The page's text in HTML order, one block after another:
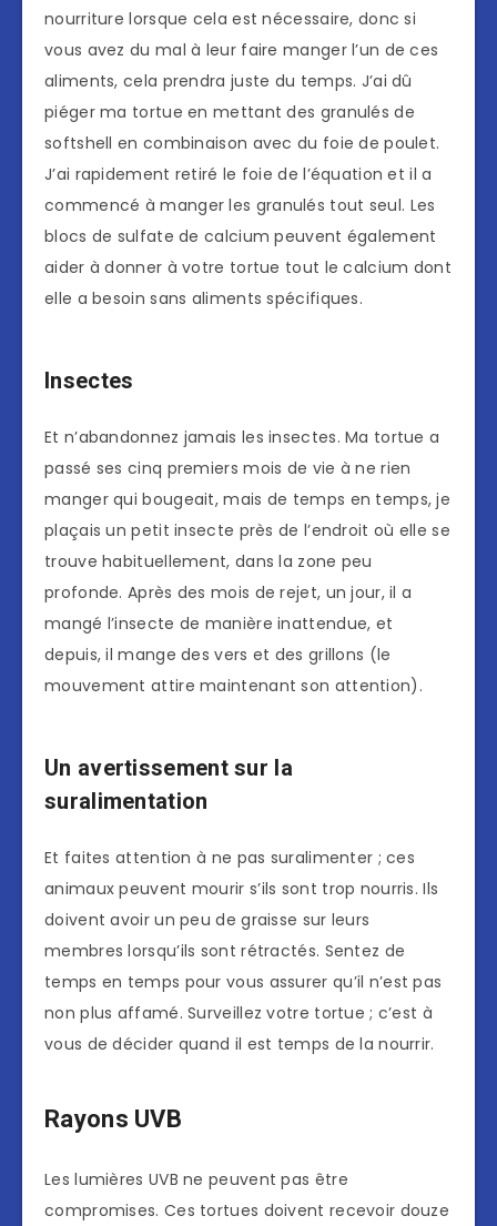
nourriture lorsque cela est nécessaire, donc si
vous avez du mal à leur faire manger l’un de ces
aliments, cela prendra juste du temps. J’ai dû
piéger ma tortue en mettant des granulés de
softshell en combinaison avec du foie de poulet.
J’ai rapidement retiré le foie de l’équation et il a
commencé à manger les granulés tout seul. Les
blocs de sulfate de calcium peuvent également
aider à donner à votre tortue tout le calcium dont
elle a besoin sans aliments spécifiques.
Insectes
Et n’abandonnez jamais les insectes. Ma tortue a
passé ses cinq premiers mois de vie à ne rien
manger qui bougeait, mais de temps en temps, je
plaçais un petit insecte près de l’endroit où elle se
trouve habituellement, dans la zone peu
profonde. Après des mois de rejet, un jour, il a
mangé l’insecte de manière inattendue, et
depuis, il mange des vers et des grillons (le
mouvement attire maintenant son attention).
Un avertissement sur la
suralimentation
Et faites attention à ne pas suralimenter ; ces
animaux peuvent mourir s’ils sont trop nourris. Ils
doivent avoir un peu de graisse sur leurs
membres lorsqu’ils sont rétractés. Sentez de
temps en temps pour vous assurer qu’il n’est pas
non plus affamé. Surveillez votre tortue ; c’est à
vous de décider quand il est temps de la nourrir.
Rayons UVB
Les lumières UVB ne peuvent pas être
compromises. Ces tortues doivent recevoir douze